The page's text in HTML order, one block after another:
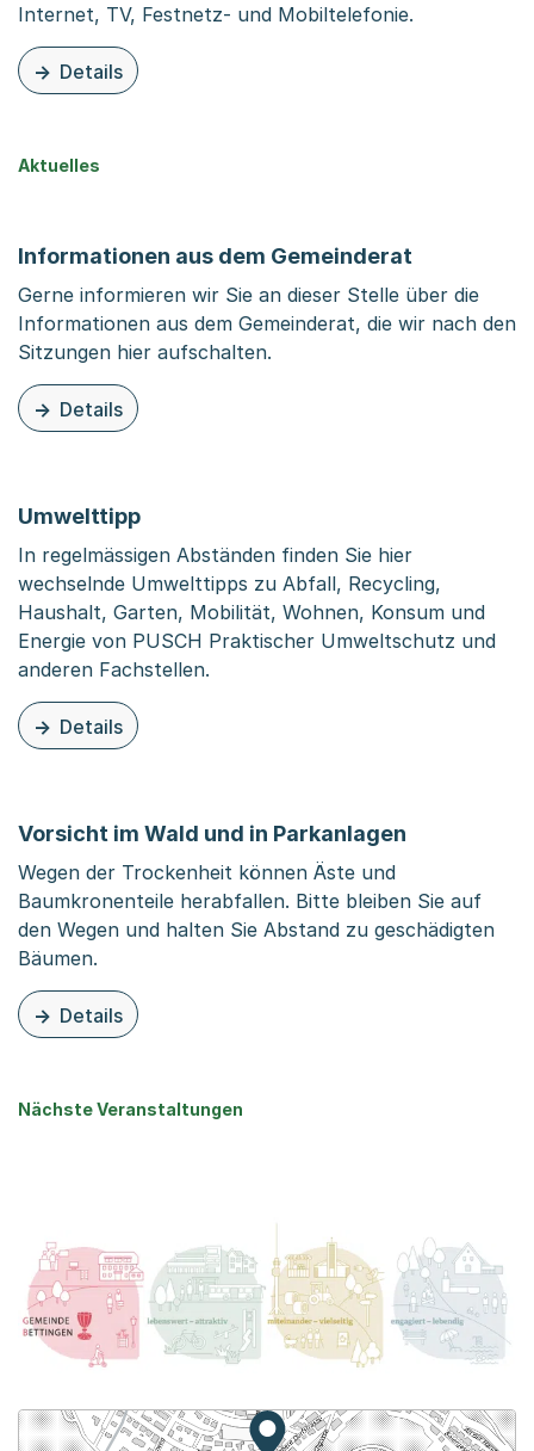
Internet, TV, Festnetz- und Mobiltelefonie.
Details
zu dieser Organisationsseite: K-Netz
Aktuelles
Informationen aus dem Gemeinderat
Gerne informieren wir Sie an dieser Stelle über die
Informationen aus dem Gemeinderat, die wir nach den
Sitzungen hier aufschalten.
Details
zu dieser Organisationsseite: Informationen aus dem
Umwelttipp
In regelmässigen Abständen finden Sie hier
wechselnde Umwelttipps zu Abfall, Recycling,
Haushalt, Garten, Mobilität, Wohnen, Konsum und
Energie von PUSCH Praktischer Umweltschutz und
anderen Fachstellen.
Details
zu dieser Organisationsseite: Umwelttipp
Vorsicht im Wald und in Parkanlagen
Wegen der Trockenheit können Äste und
Baumkronenteile herabfallen. Bitte bleiben Sie auf
den Wegen und halten Sie Abstand zu geschädigten
Bäumen.
Details
zu dieser Organisationsseite: Vorsicht im Wald und in
Nächste Veranstaltungen